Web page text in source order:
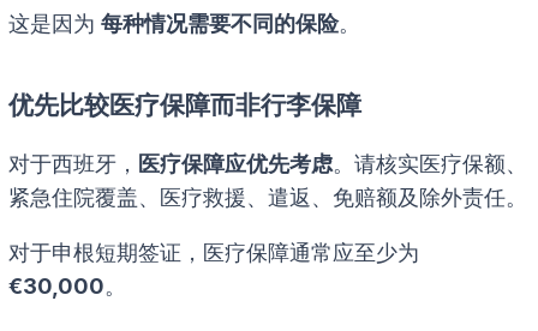
这是因为 每种情况需要不同的保险。
优先比较医疗保障而非行李保障
对于西班牙， 医疗保障应优先考虑。请核实医疗保额、
紧急住院覆盖、医疗救援、遣返、免赔额及除外责任。
对于申根短期签证，医疗保障通常应至少为
€30,000。